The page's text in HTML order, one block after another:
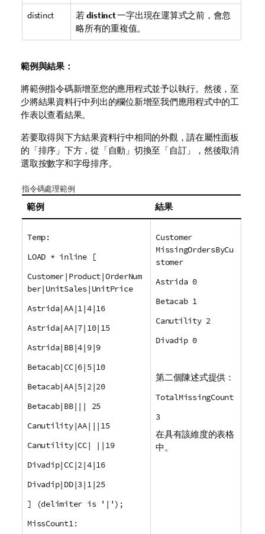
distinct 若distinct一字出現在運算式之前，會忽
略所有的重複值。
範例與結果：
將範例指令碼新增至您的應用程式並予以執行。然後，至
少將結果資料行中列出的欄位新增至我們應用程式中的工
作表以查看結果。
若要取得與下方結果資料行中相同的外觀，請在屬性面板
的「排序」下方，從「自動」切換至「自訂」，然後取消
選取按數字和字母排序。
指令碼處理範例
範例 結果
Temp:
LOAD * inline [
Customer|Product|OrderNum
ber|UnitSales|UnitPrice
Astrida|AA|1|4|16
Astrida|AA|7|10|15
Astrida|BB|4|9|9
Betacab|CC|6|5|10
Betacab|AA|5|2|20
Betacab|BB||| 25
Canutility|AA|||15
Canutility|CC| ||19
Divadip|CC|2|4|16
Divadip|DD|3|1|25
] (delimiter is '|');
MissCount1:
Customer
MissingOrdersByCu
stomer
Astrida 0
Betacab 1
Canutility 2
Divadip 0
第二個陳述式提供：
TotalMissingCount
3
在具有該維度的表格
中。